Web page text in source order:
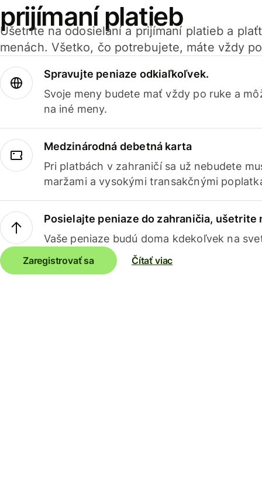
prijímaní platieb
Ušetrite na odosielaní a prijímaní platieb a
menách. Všetko, čo potrebujete, máte vždy
Spravujte peniaze odkiaľkoľvek.
Svoje meny budete mať vždy po ruke a
na iné meny.
Medzinárodná debetná karta
Pri platbách v zahraničí sa už nebudete
maržami a vysokými transakčnými
Posielajte peniaze do zahraničia, ušetrite
Vaše peniaze budú doma kdekoľvek na
Zaregistrovať sa Čítať viac